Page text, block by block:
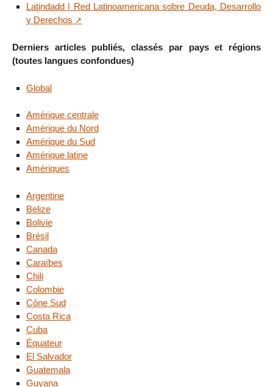
Latindadd | Red Latinoamericana sobre Deuda, Desarrollo
y Derechos
Derniers articles publiés, classés par pays et régions
(toutes langues confondues)
Global
Amérique centrale
Amérique du Nord
Amérique du Sud
Amérique latine
Amériques
Argentine
Belize
Bolivie
Brésil
Canada
Caraïbes
Chili
Colombie
Cône Sud
Costa Rica
Cuba
Équateur
El Salvador
Guatemala
Guyana